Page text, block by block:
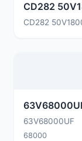
CD282
CD282
63V68000UF
68000